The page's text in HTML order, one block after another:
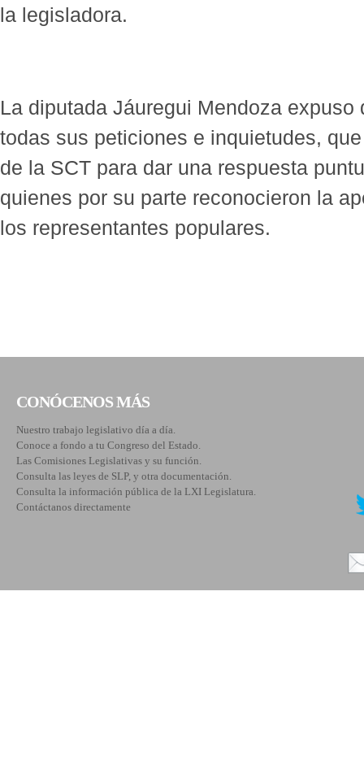
la legisladora.
La diputada Jáuregui Mendoza
todas sus peticiones e inquietudes,
de la SCT para dar una respuesta
quienes por su parte reconocieron la
los representantes populares.
CONÓCENOS MÁS
Nuestro trabajo legislativo día a día.
Conoce a fondo a tu Congreso del Estado.
Las Comisiones Legislativas y su función.
Consulta las leyes de SLP, y otra documentación.
Consulta la información pública de la LXI Legislatura.
Contáctanos directamente